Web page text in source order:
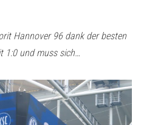
Hannover 96 dank der besten
1:0 und muss sich…